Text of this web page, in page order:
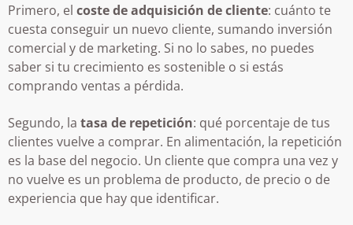
Primero, el coste de adquisición de cliente: cuánto te
cuesta conseguir un nuevo cliente, sumando inversión
comercial y de marketing. Si no lo sabes, no puedes
saber si tu crecimiento es sostenible o si estás
comprando ventas a pérdida.
Segundo, la tasa de repetición: qué porcentaje de tus
clientes vuelve a comprar. En alimentación, la repetición
es la base del negocio. Un cliente que compra una vez y
no vuelve es un problema de producto, de precio o de
experiencia que hay que identificar.